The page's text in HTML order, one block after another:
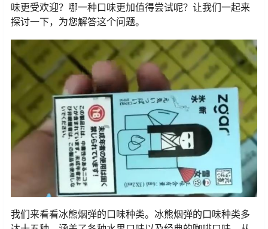
味更受欢迎？哪一种口味更加值得尝试呢？让我们一起来
探讨一下，为您解答这个问题。
我们来看看冰熊烟弹的口味种类。冰熊烟弹的口味种类多